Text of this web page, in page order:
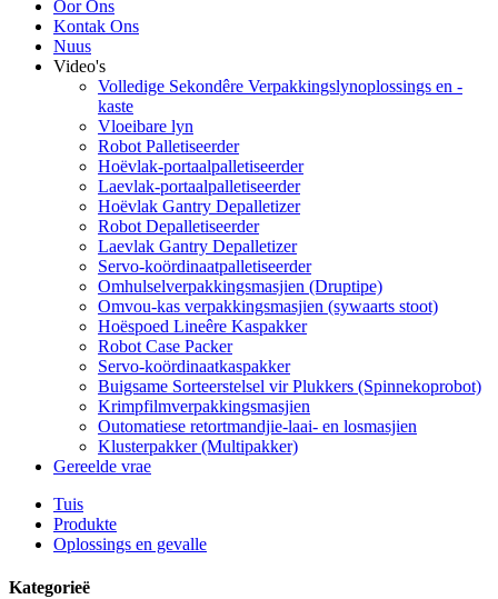
Oor Ons
Kontak Ons
Nuus
Video's
Volledige Sekondêre Verpakkingslynoplossings en -
kaste
Vloeibare lyn
Robot Palletiseerder
Hoëvlak-portaalpalletiseerder
Laevlak-portaalpalletiseerder
Hoëvlak Gantry Depalletizer
Robot Depalletiseerder
Laevlak Gantry Depalletizer
Servo-koördinaatpalletiseerder
Omhulselverpakkingsmasjien (Druptipe)
Omvou-kas verpakkingsmasjien (sywaarts stoot)
Hoëspoed Lineêre Kaspakker
Robot Case Packer
Servo-koördinaatkaspakker
Buigsame Sorteerstelsel vir Plukkers (Spinnekoprobot)
Krimpfilmverpakkingsmasjien
Outomatiese retortmandjie-laai- en losmasjien
Klusterpakker (Multipakker)
Gereelde vrae
Tuis
Produkte
Oplossings en gevalle
Kategorieë